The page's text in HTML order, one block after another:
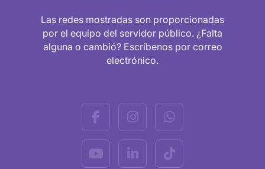
Las redes mostradas son proporcionadas
por el equipo del servidor público. ¿Falta
alguna o cambió? Escríbenos por correo
electrónico.